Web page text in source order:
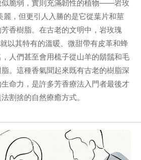
似脆弱，實則充滿韌性的植物——岩玫
麗，但更引人入勝的是它從葉片和莖
香樹脂。在古老的文明中，岩玫瑰
以其特有的溫暖、微甜帶有皮革和蜂
人們甚至會用梳子從山羊的鬍鬚和毛
。這種香氣聞起來既有古老的樹脂深
命力，是許多芳香療法入門者最後才
割捨的自然療癒方式。